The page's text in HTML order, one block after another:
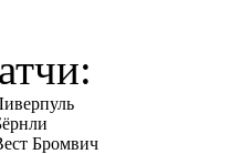
Бромвич